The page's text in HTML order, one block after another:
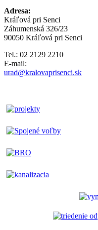
Adresa:
Kráľová pri Senci
Záhumenská 326/23
90050 Kráľová pri Senci
Tel.: 02 2129 2210
E-mail:
urad@kralovaprisenci.sk